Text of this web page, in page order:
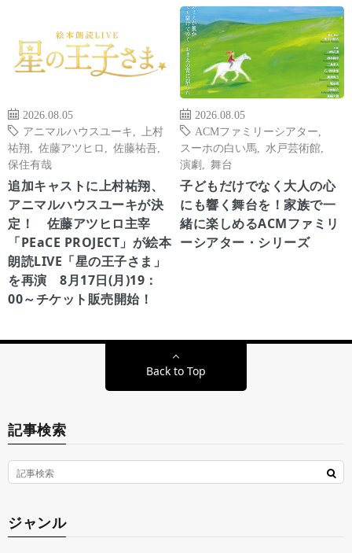
2026.08.05
アニマルハウスユーキ
上村
祐翔
佐藤アツヒロ 佐藤祐吾
保住有哉
追加キャストに上村祐翔、
アニマルハウスユーキが決
定！ 佐藤アツヒロ主宰
「PEaCE PROJECT」が絵本
朗読LIVE「星の王子さま」
を再演 8月17日(月)19：
00～チケット販売開始！
2026.08.05
ACMファミリーシアター
スーホの白い馬
水戸芸術館
演劇
舞台
子どもだけでなく大人の心
にも響く舞台を！家族で一
緒に楽しめるACMファミリ
ーシアター・シリーズ
Back to Top
記事検索
ジャンル